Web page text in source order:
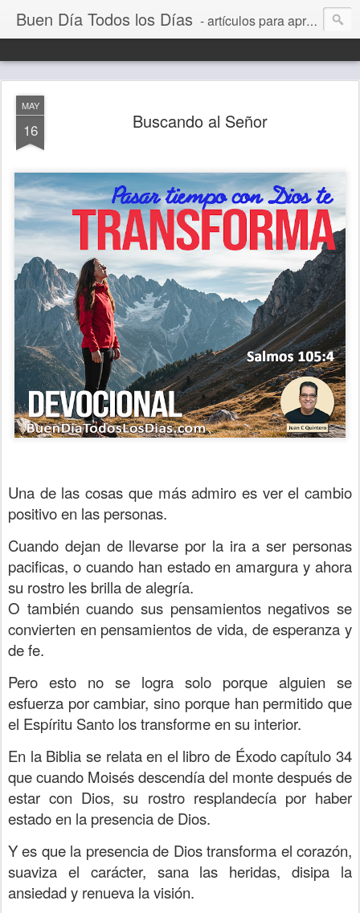
Buen Día Todos los Días - artículos para aprender a vivir mejor, un día a la vez. Por Juan C Quintero
MAY
16 Buscando al Señor
Una de las cosas que más admiro es ver el cambio
positivo en las personas.
Cuando dejan de llevarse por la ira a ser personas
pacificas, o cuando han estado en amargura y ahora
su rostro les brilla de alegría.
O también cuando sus pensamientos negativos se
convierten en pensamientos de vida, de esperanza y
de fe.
Pero esto no se logra solo porque alguien se
esfuerza por cambiar, sino porque han permitido que
el Espíritu Santo los transforme en su interior.
En la Biblia se relata en el libro de Éxodo capítulo 34
que cuando Moisés descendía del monte después de
estar con Dios, su rostro resplandecía por haber
estado en la presencia de Dios.
Y es que la presencia de Dios transforma el corazón,
suaviza el carácter, sana las heridas, disipa la
ansiedad y renueva la visión.